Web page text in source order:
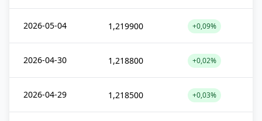
2026-05-04 1,219900 +0,09%
2026-04-30 1,218800 +0,02%
2026-04-29 1,218500 +0,03%